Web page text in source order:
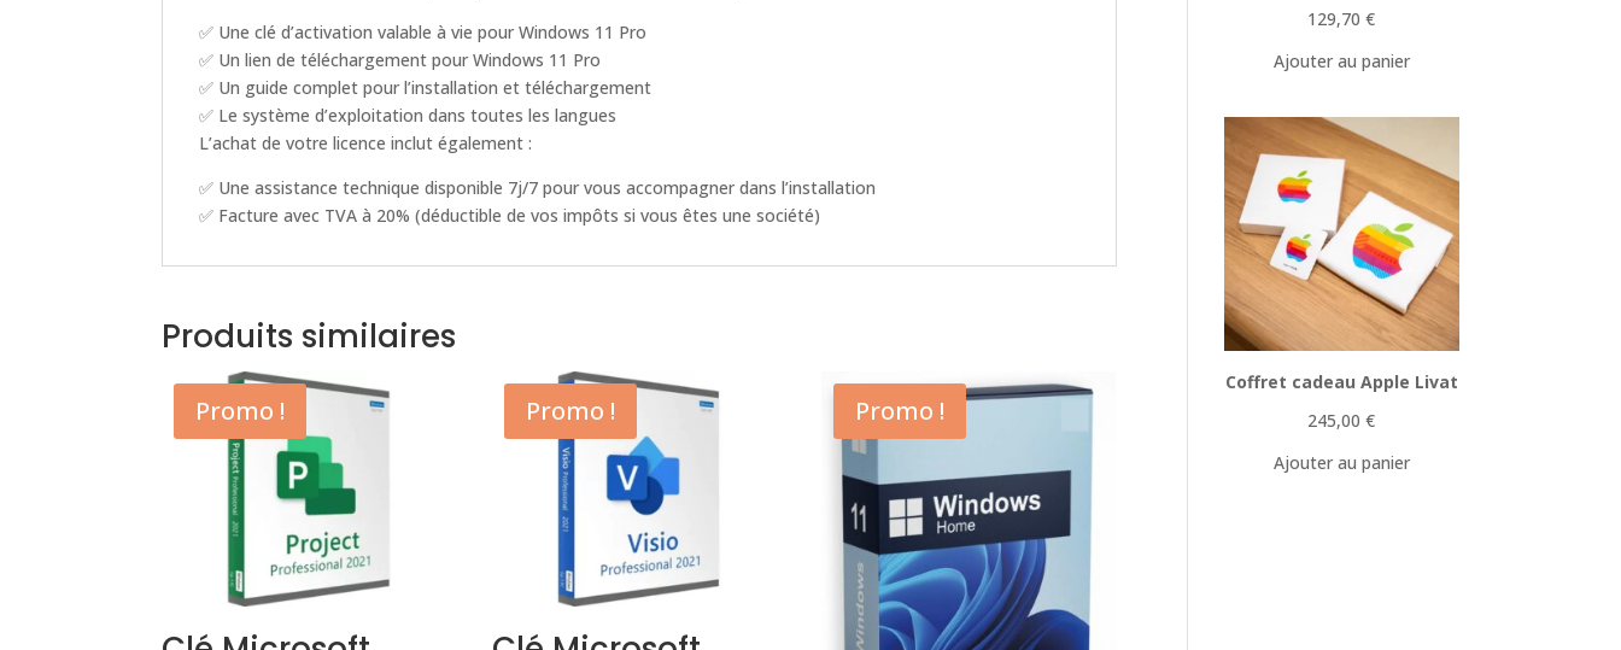
✅ Une clé d’activation valable à vie pour Windows 11 Pro
✅ Un lien de téléchargement pour Windows 11 Pro
✅ Un guide complet pour l’installation et téléchargement
✅ Le système d’exploitation dans toutes les langues
L’achat de votre licence inclut également :
✅ Une assistance technique disponible 7j/7 pour vous accompagner dans l’installation
✅ Facture avec TVA à 20% (déductible de vos impôts si vous êtes une société)
Produits similaires
Promo ! Promo ! Promo !
129,70€
Ajouter au panier
Coffret cadeau Apple Livat
245,00€
Ajouter au panier